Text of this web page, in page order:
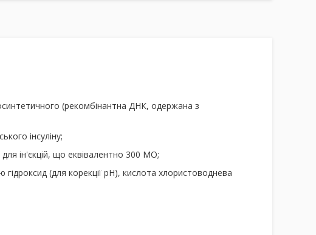
(рекомбінантна ДНК, одержана з
інсуліну;
ін'єкцій, що еквівалентно 300 МО;
гідроксид (для корекції рН), кислота хлористоводнева